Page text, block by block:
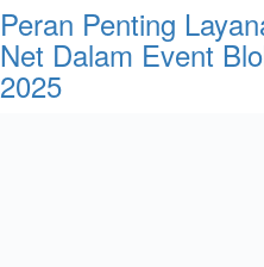
Peran Penting
Net Dalam Event
2025